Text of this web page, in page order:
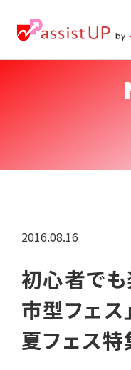
Recruit
求職者の方へ
News
ニュース・ブ
初心者でも
市型フェス
夏フェス特
2016.08.16